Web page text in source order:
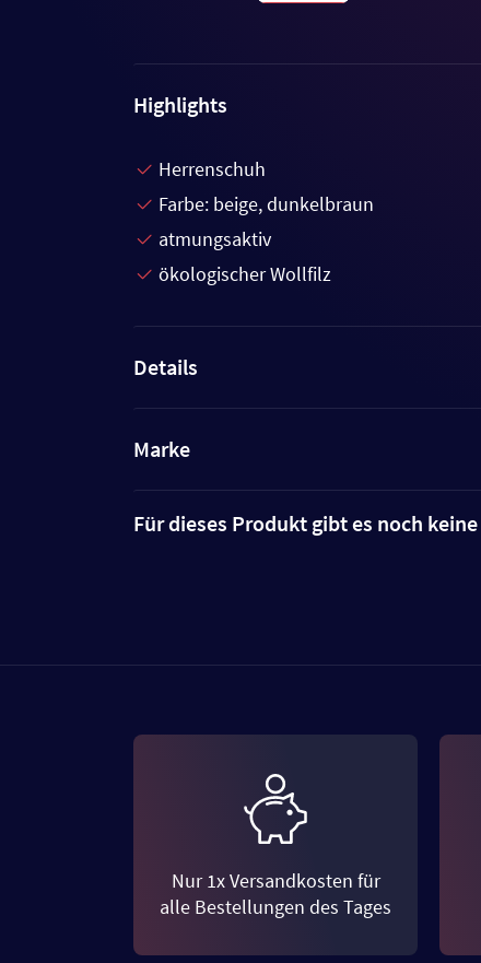
Highlights
Herrenschuh
Farbe: beige, dunkelbraun
atmungsaktiv
ökologischer Wollfilz
Details
Marke
Für dieses Produkt gibt es noch
Nur 1x Versandkosten für
alle Bestellungen des Tages